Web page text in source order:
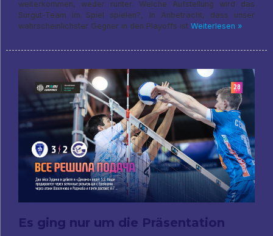
weiterkommen, weder runter. Welche Aufstellung wird das
Surgut-Team im Spiel spielen?, In Anbetracht, dass unser
wahrscheinlichster Gegner in den Playoffs ist Weiterlesen »
Es ging nur um die Präsentation